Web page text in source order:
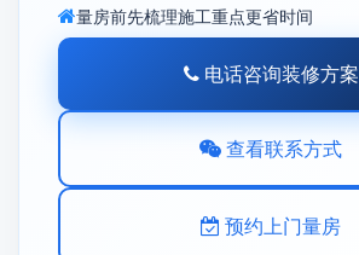
量房前先梳理施工重点更省时间
电话咨询装修方案
查看联系方式
预约上门量房